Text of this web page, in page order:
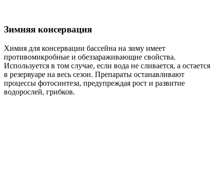
Зимняя консервация
Химия для консервации бассейна на зиму имеет
противомикробные и обеззараживающие свойства.
Используется в том случае, если вода не сливается, а остается
в резервуаре на весь сезон. Препараты останавливают
процессы фотосинтеза, предупреждая рост и развитие
водорослей, грибков.